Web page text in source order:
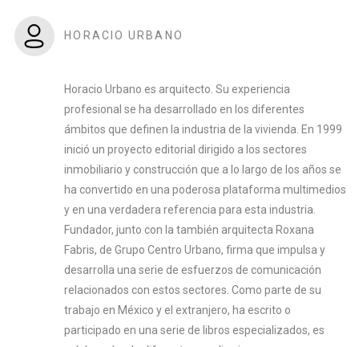
HORACIO URBANO
Horacio Urbano es arquitecto. Su experiencia
profesional se ha desarrollado en los diferentes
ámbitos que definen la industria de la vivienda. En 1999
inició un proyecto editorial dirigido a los sectores
inmobiliario y construcción que a lo largo de los años se
ha convertido en una poderosa plataforma multimedios
y en una verdadera referencia para esta industria.
Fundador, junto con la también arquitecta Roxana
Fabris, de Grupo Centro Urbano, firma que impulsa y
desarrolla una serie de esfuerzos de comunicación
relacionados con estos sectores. Como parte de su
trabajo en México y el extranjero, ha escrito o
participado en una serie de libros especializados, es